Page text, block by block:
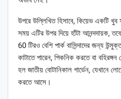
উপরে উল্লিখিত হিসাবে, কিয়েভ একটি
সময় এটির উপর দিয়ে হাঁটা আনন্দদায়ক,
60 টিরও বেশি পার্ক বাসিন্দাদের জন্য
কাটাতে পারেন, পিকনিক করতে বা
হল জাতীয় বোটানিকাল গার্ডেন, যেখানে
করতে আসে।